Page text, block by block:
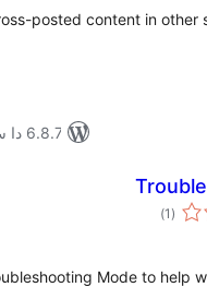
posted content in other
6.8.7 دا سىنالغان
(1 ئومۇمىي
دەرىجە)
Mode to help